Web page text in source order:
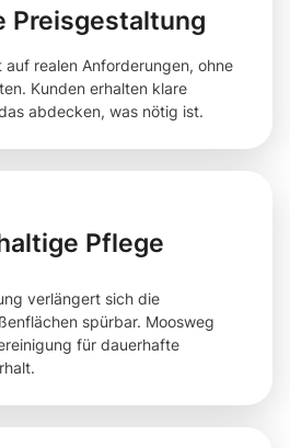
Preisgestaltung
auf realen Anforderungen, ohne
Kunden erhalten klare
abdecken, was nötig ist.
Pflege
verlängert sich die
spürbar. Moosweg
für dauerhafte